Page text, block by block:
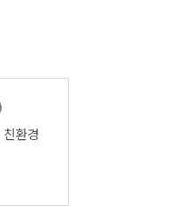
환경